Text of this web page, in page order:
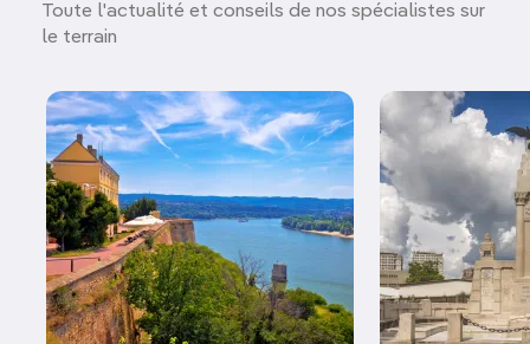
Toute l'actualité et conseils de nos spécialistes sur
le terrain